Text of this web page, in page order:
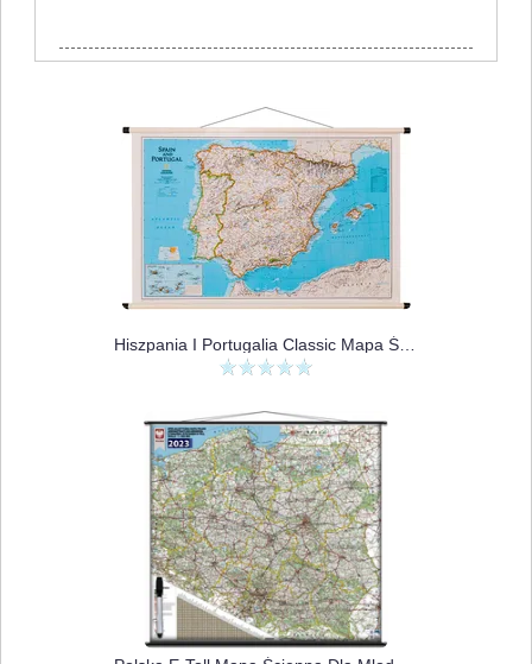
Hiszpania I Portugalia Classic Mapa Ścienna Polityczna 1:2 074 000